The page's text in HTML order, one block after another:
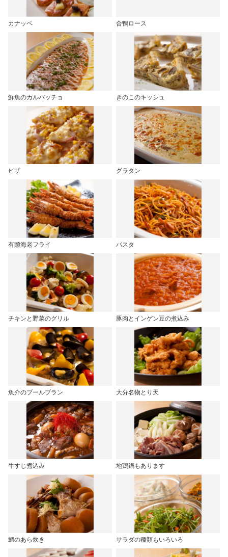
カナッペ 合鴨ロース
鮮魚のカルパッチョ きのこのキッシュ
ピザ グラタン
有頭海老フライ パスタ
チキンと野菜のグリル 豚肉とインゲン豆の煮込み
魚介のブールブラン 大分名物とり天
牛すじ煮込み 地鶏鍋もあります
鯛のあら炊き サラダの種類もいろいろ